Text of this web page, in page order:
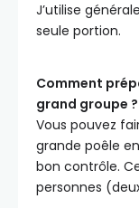
J’utilise
seule portion.
Comment
grand groupe ?
Vous pouvez
grande poêle
bon contrôle.
personnes